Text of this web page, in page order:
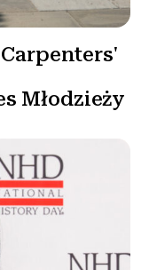
Młodzieży